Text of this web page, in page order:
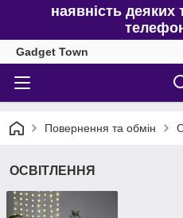
наявність деяких
Gadget Town
Повернення та обмін
ОСВІТЛЕННЯ